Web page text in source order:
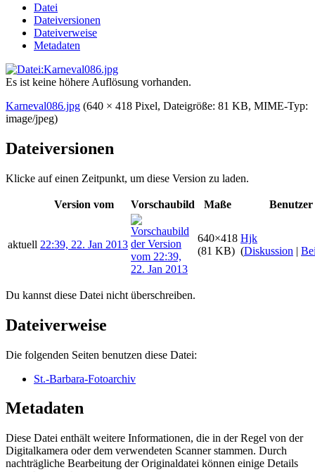
Datei
Dateiversionen
Dateiverweise
Metadaten
Es ist keine höhere Auflösung vorhanden.
Karneval086.jpg (640 × 418 Pixel, Dateigröße: 81 KB, MIME-Typ:
image/jpeg)
Dateiversionen
Klicke auf einen Zeitpunkt, um diese Version zu laden.
Version vom Vorschaubild Maße Benutzer
aktuell 22:39, 22. Jan 2013
640×418
(81 KB)
Hjk
(Diskussion |
Du kannst diese Datei nicht überschreiben.
Dateiverweise
Die folgenden Seiten benutzen diese Datei:
St.-Barbara-Fotoarchiv
Metadaten
Diese Datei enthält weitere Informationen, die in der Regel von der
Digitalkamera oder dem verwendeten Scanner stammen. Durch
nachträgliche Bearbeitung der Originaldatei können einige Details